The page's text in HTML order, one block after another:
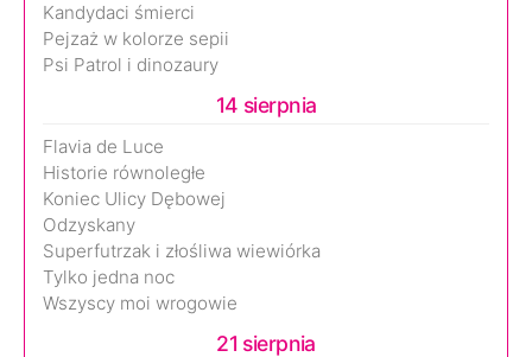
Kandydaci śmierci
Pejzaż w kolorze sepii
Psi Patrol i dinozaury
14 sierpnia
Flavia de Luce
Historie równoległe
Koniec Ulicy Dębowej
Odzyskany
Superfutrzak i złośliwa wiewiórka
Tylko jedna noc
Wszyscy moi wrogowie
21 sierpnia